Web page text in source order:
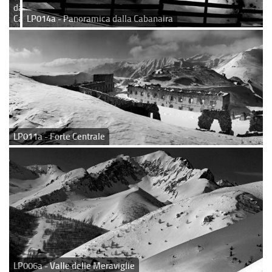
dalla
Cabanaira
LP014a - Panoramica dalla Cabanaira
LP011a - Forte Centrale
LP006a - Valle delle Meraviglie